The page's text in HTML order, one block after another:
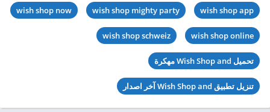
wish shop app
wish shop mighty party
wish shop now
wish shop online
wish shop schweiz
تحميل Wish Shop and مهكرة
تنزيل تطبيق Wish Shop and آخر اصدار